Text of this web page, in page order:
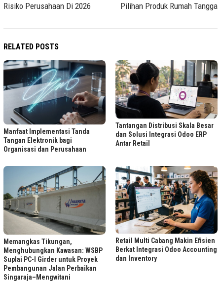
Risiko Perusahaan Di 2026
Pilihan Produk Rumah Tangga
RELATED POSTS
Manfaat Implementasi Tanda
Tangan Elektronik bagi
Organisasi dan Perusahaan
Tantangan Distribusi Skala Besar
dan Solusi Integrasi Odoo ERP
Antar Retail
Memangkas Tikungan,
Menghubungkan Kawasan: WSBP
Suplai PC-I Girder untuk Proyek
Pembangunan Jalan Perbaikan
Singaraja–Mengwitani
Retail Multi Cabang Makin Efisien
Berkat Integrasi Odoo Accounting
dan Inventory